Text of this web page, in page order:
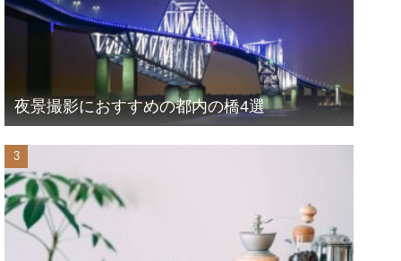
夜景撮影におすすめの都内の橋4選